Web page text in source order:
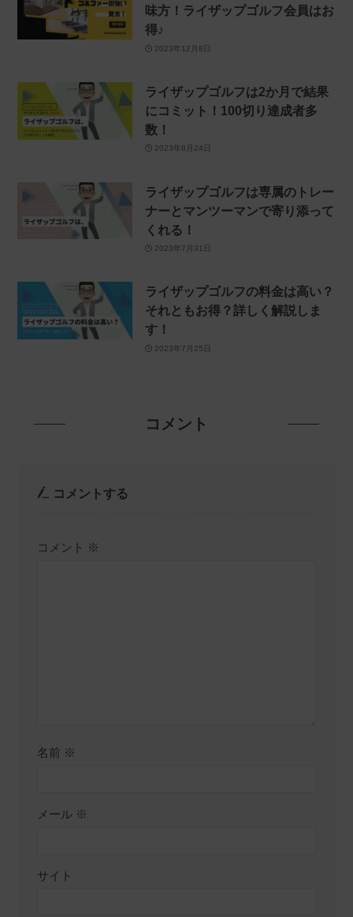
味方！ライザップゴルフ会員はお
得♪
2023年12月8日
ライザップゴルフは2か月で結果
にコミット！100切り達成者多
数！
2023年8月24日
ライザップゴルフは専属のトレー
ナーとマンツーマンで寄り添って
くれる！
2023年7月31日
ライザップゴルフの料金は高い？
それともお得？詳しく解説しま
す！
2023年7月25日
コメント
コメントする
コメント ※
名前 ※
メール ※
サイト